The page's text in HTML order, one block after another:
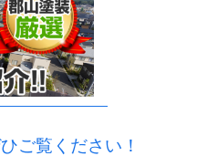
ご覧ください！